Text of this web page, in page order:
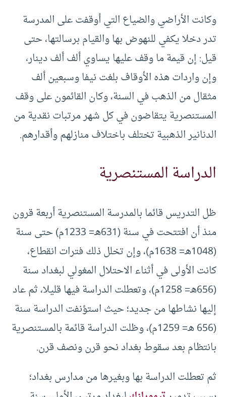
وكانت الأراضي والضياع التي أوقفت على المدرسة
تدر دخلا يكفي للنهوض بها والقيام برسالتها، حتى
قيل: إن قيمة ما وقف عليها يساوي ألف ألف دينار،
وإن واردات هذه الأوقاف بلغت نيفا وسبعين ألف
مثقال من الذهب في السنة، وكان القائمون على وقف
المستنصرية يتقاضون في كل شهر مرتبات نقدية من
الدنانير الذهبية تختلف باختلاف منازلهم وأقدارهم.
الدراسة المستنصرية
ظل التدريس قائما بالمدرسة المستنصرية أربعة قرون
منذ أن افتتحت في سنة (631هـ= 1233م) حتى سنة
(1048هـ= 1638م)، وإن تخلل ذلك فترات انقطاع،
كانت الأولى في أثناء الاحتلال المغولي لبغداد سنة
(656هـ= 1258م)، وتعطلت الدراسة فيها قليلا، ثم عاد
إليها نشاطها من جديد؛ حيث استؤنفت الدراسة سنة
(656 هـ= 1259م)، وظلت الدراسة قائمة بالمستنصرية
بانتظام بعد سقوط بغداد نحو قرن ونصف قرن.
ثم تعطلت الدراسة بها وبغيرها من مدارس بغداد؛